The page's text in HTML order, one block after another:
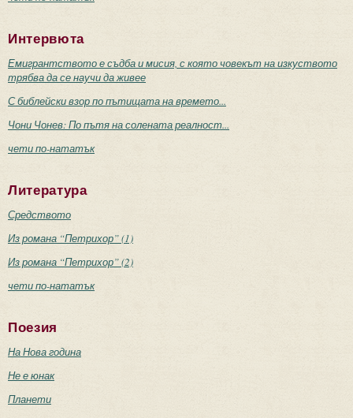
Интервюта
Емигрантството е съдба и мисия, с която човекът на изкуството
трябва да се научи да живее
С библейски взор по пътищата на времето...
Чони Чонев: По пътя на солената реалност...
чети по-нататък
Литература
Средството
Из романа “Петрихор” (1)
Из романа “Петрихор” (2)
чети по-нататък
Поезия
На Нова година
Не е юнак
Планети